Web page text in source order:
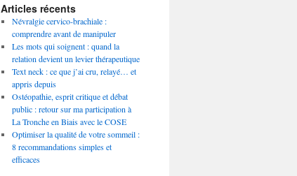
Articles récents
Névralgie cervico-brachiale :
comprendre avant de manipuler
Les mots qui soignent : quand la
relation devient un levier thérapeutique
Text neck : ce que j’ai cru, relayé… et
appris depuis
Ostéopathie, esprit critique et débat
public : retour sur ma participation à
La Tronche en Biais avec le COSE
Optimiser la qualité de votre sommeil :
8 recommandations simples et
efficaces